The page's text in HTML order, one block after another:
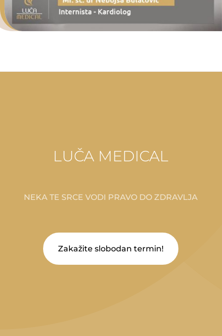
LUČA MEDICAL
NEKA TE SRCE VODI PRAVO DO ZDRAVLJA
Zakažite slobodan termin!